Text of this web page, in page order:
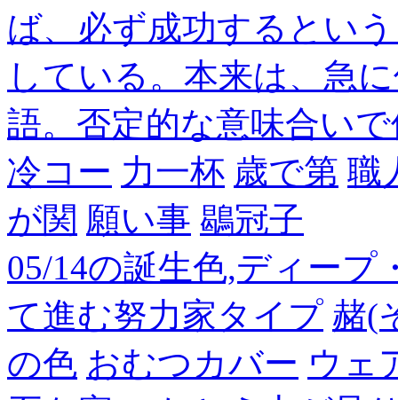
ば、必ず成功するとい
している。本来は、急
語。否定的な意味合い
冷コー 力一杯 歳で第 職
が関 願い事 鶡冠子
05/14の誕生色,ディー
て進む努力家タイプ 赭(
の色 おむつカバー ウェ